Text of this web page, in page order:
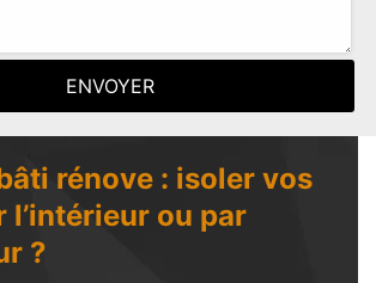
rénove : isoler vos
l’intérieur ou par
?